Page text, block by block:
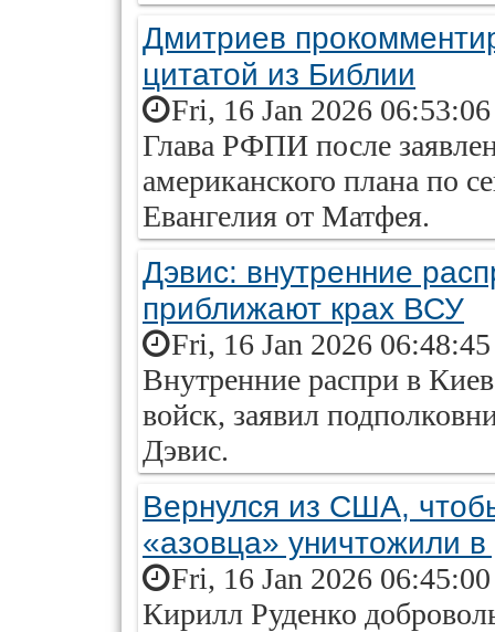
Дмитриев
цитатой из Библии
Fri, 16 Jan 2026
Глава РФПИ после
американского плана по
Евангелия от Матфея.
Дэвис: внутренние
приближают крах ВСУ
Fri, 16 Jan 2026
Внутренние распри в
войск, заявил
Дэвис.
Вернулся из США,
«азовца» уничтожили
Fri, 16 Jan 2026
Кирилл Руденко